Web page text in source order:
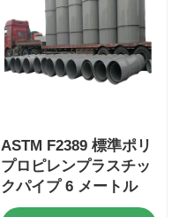
ASTM F2389 標準ポリ
プロピレンプラスチッ
クパイプ 6 メートル
長さ 容易な設置と長期